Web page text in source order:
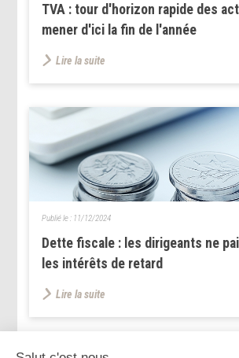
TVA : tour d'horizon rapide des
mener d'ici la fin de l'année
Lire la suite
Dette fiscale : les dirigeants ne
les intérêts de retard
Publié le : 11/12/2024
Lire la suite